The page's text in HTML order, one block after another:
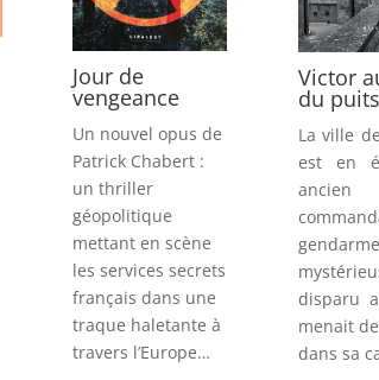
Jour de
vengeance
Un nouvel opus de
Patrick Chabert :
un thriller
géopolitique
mettant en scène
les services secrets
français dans une
traque haletante à
travers l’Europe…
Victor
du puits
La ville
est en
ancien
disparu
menait
dans sa